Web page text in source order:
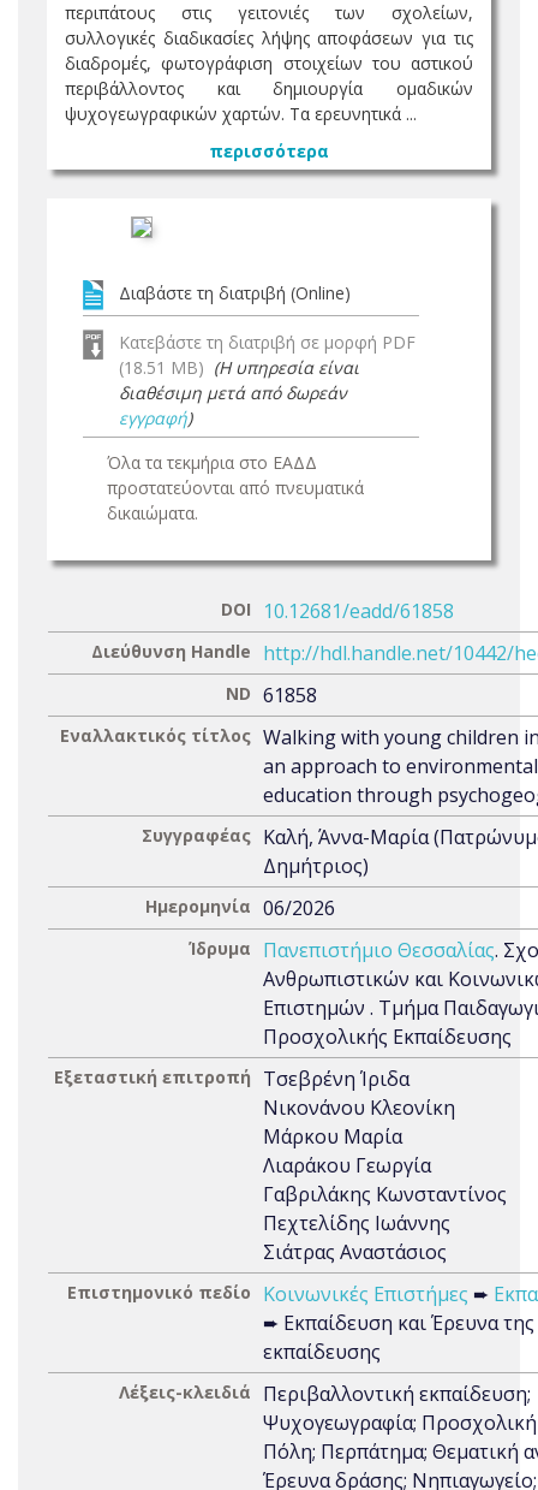
περιπάτους στις γειτονιές των σχολείων,
συλλογικές διαδικασίες λήψης αποφάσεων για τις
διαδρομές, φωτογράφιση στοιχείων του αστικού
περιβάλλοντος και δημιουργία ομαδικών
ψυχογεωγραφικών χαρτών. Τα ερευνητικά ...
περισσότερα
Διαβάστε τη διατριβή (Online)
Κατεβάστε τη διατριβή σε μορφή PDF
(18.51 MB) (Η υπηρεσία είναι
διαθέσιμη μετά από δωρεάν
εγγραφή)
Όλα τα τεκμήρια στο ΕΑΔΔ
προστατεύονται από πνευματικά
δικαιώματα.
DOI 10.12681/eadd/61858
Διεύθυνση Handle http://hdl.handle.net/10442/
ND 61858
Εναλλακτικός τίτλος Walking with young children
an approach to environmental
education through
Συγγραφέας Καλή, Άννα-Μαρία
Δημήτριος)
Ημερομηνία 06/2026
Ίδρυμα Πανεπιστήμιο Θεσσαλίας.
Ανθρωπιστικών και
Επιστημών . Τμήμα
Προσχολικής Εκπαίδευσης
Εξεταστική επιτροπή
Τσεβρένη Ίριδα
Νικονάνου Κλεονίκη
Μάρκου Μαρία
Λιαράκου Γεωργία
Γαβριλάκης Κωνσταντίνος
Πεχτελίδης Ιωάννης
Σιάτρας Αναστάσιος
Επιστημονικό πεδίο Κοινωνικές Επιστήμες ➨
➨ Εκπαίδευση και Έρευνα της
εκπαίδευσης
Λέξεις-κλειδιά
Περιβαλλοντική εκπαίδευση;
Ψυχογεωγραφία; Προσχολική
Πόλη; Περπάτημα; Θεματική
Έρευνα δράσης; Νηπιαγωγείο;